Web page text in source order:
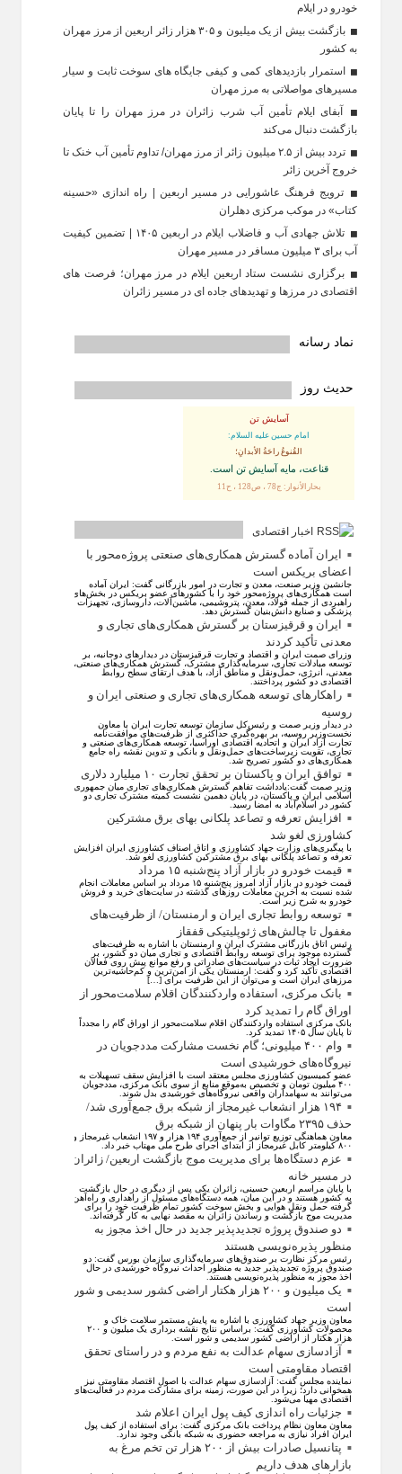
خودرو در ایلام
بازگشت بیش از یک میلیون و ۳۰۵ هزار زائر اربعین از مرز مهران
به کشور
استمرار بازدیدهای کمی و کیفی جایگاه‌ های سوخت ثابت و سیار
مسیرهای مواصلاتی به مرز مهران
آبفای ایلام تأمین آب شرب زائران در مرز مهران را تا پایان
بازگشت دنبال می‌کند
تردد بیش از ۲.۵ میلیون زائر از مرز مهران/ تداوم تأمین آب خنک تا
خروج آخرین زائر
ترویج فرهنگ عاشورایی در مسیر اربعین | راه‌ اندازی «حسینه
کتاب» در موکب مرکزی دهلران
تلاش جهادی آب و فاضلاب ایلام در اربعین ۱۴۰۵ | تضمین کیفیت
آب برای ۳ میلیون مسافر در مسیر مهران
برگزاری نشست ستاد اربعین ایلام در مرز مهران؛ فرصت‌ های
اقتصادی در مرزها و تهدیدهای جاده‌ ای در مسیر زائران
نماد رسانه
حدیث روز
آسایش تن
امام حسین علیه السلام:
القُنوعُ راحَةُ الأبدانِ؛
قناعت، مايه آسايش تن است.
بحارالأنوار: ج78 ، ص128 ، ح11
اخبار اقتصادی
ایران آماده گسترش همکاری‌های صنعتی پروژه‌محور با
اعضای بریکس است
جانشین وزیر صنعت، معدن و تجارت در امور بازرگانی گفت: ایران آماده
است همکاری‌های پروژه‌محور خود را با کشور‌های عضو بریکس در بخش‌های
راهبردی از جمله فولاد، معدن، پتروشیمی، ماشین‌آلات، داروسازی، تجهیزات
پزشکی و صنایع دانش‌بنیان گسترش دهد.
ایران و قرقیزستان بر گسترش همکاری‌های تجاری و
معدنی تأکید کردند
وزرای صمت ایران و اقتصاد و تجارت قرقیزستان در دیدار‌های دوجانبه، بر
توسعه مبادلات تجاری، سرمایه‌گذاری مشترک، گسترش همکاری‌های صنعتی،
معدنی، انرژی، حمل‌ونقل و مناطق آزاد، با هدف ارتقای سطح روابط
اقتصادی دو کشور پرداختند.
راهکارهای توسعه همکاری‌های تجاری و صنعتی ایران و
روسیه
در دیدار وزیر صمت و رئیس‌کل سازمان توسعه تجارت ایران با معاون
نخست‌وزیر روسیه، بر بهره‌گیری حداکثری از ظرفیت‌های موافقت‌نامه
تجارت آزاد ایران و اتحادیه اقتصادی اوراسیا، توسعه همکاری‌های صنعتی و
تجاری، تقویت زیرساخت‌های حمل‌ونقل و بانکی و تدوین نقشه راه جامع
همکاری‌های دو کشور تصریح شد.
توافق ایران و پاکستان بر تحقق تجارت ۱۰ میلیارد دلاری
وزیر صمت گفت:یادداشت تفاهم گسترش همکاری‌های تجاری میان جمهوری
اسلامی ایران و پاکستان، در پایان دهمین نشست کمیته مشترک تجاری دو
کشور در اسلام‌آباد به امضا رسید.
افزایش تعرفه و تصاعد پلکانی بهای برق مشترکین
کشاورزی لغو شد
با پیگیری‌های وزارت جهاد کشاورزی و اتاق اصناف کشاورزی ایران افزایش
تعرفه و تصاعد پلکانی بهای برق مشترکین کشاورزی لغو شد.
قیمت خودرو در بازار آزاد پنج‌شنبه ۱۵ مرداد
قیمت خودرو در بازار آزاد امروز پنج‌شنبه ۱۵ مرداد بر اساس معاملات انجام
شده نسبت به آخرین معاملات روز‌های گذشته در سایت‌های خرید و فروش
خودرو به شرح زیر است.
توسعه روابط تجاری ایران و ارمنستان/ از ظرفیت‌های
مغفول تا چالش‌های ژئوپلیتیکی قفقاز
رئیس اتاق بازرگانی مشترک ایران و ارمنستان با اشاره به ظرفیت‌های
گسترده موجود برای توسعه روابط اقتصادی و تجاری میان دو کشور، بر
ضرورت ایجاد ثبات در سیاست‌های صادراتی و رفع موانع پیش روی فعالان
اقتصادی تأکید کرد و گفت: ارمنستان یکی از امن‌ترین و کم‌حاشیه‌ترین
مرز‌های ایران است و می‌توان از این ظرفیت برای […]
بانک مرکزی، استفاده واردکنندگان اقلام سلامت‌محور از
اوراق گام را تمدید کرد
بانک مرکزی استفاده واردکنندگان اقلام سلامت‌محور از اوراق گام را مجدداً
تا پایان سال ۱۴۰۵ تمدید کرد.
وام ۴۰۰ میلیونی؛ گام نخست مشارکت مددجویان در
نیروگاه‌های خورشیدی است
عضو کمیسیون کشاورزی مجلس معتقد است با افزایش سقف تسهیلات به
۴۰۰ میلیون تومان و تخصیص به‌موقع منابع از سوی بانک مرکزی، مددجویان
می‌توانند به سهامداران واقعی نیروگاه‌های خورشیدی بدل شوند.
۱۹۴ هزار انشعاب غیرمجاز از شبکه برق جمع‌آوری شد/
حذف ۲۳۹۵ مگاوات بار پنهان از شبکه برق
معاون هماهنگی توزیع توانیر از جمع‌آوری ۱۹۴ هزار و ۱۹۷ انشعاب غیرمجاز و
۸۰۰ کیلومتر کابل غیرمجاز از ابتدای اجرای طرح ملی مهتاب خبر داد.
عزم دستگاه‌ها برای مدیریت موج بازگشت اربعین/ زائران
در مسیر خانه
با پایان مراسم اربعین حسینی، زائران یکی پس از دیگری در حال بازگشت
به کشور هستند و در این میان، همه دستگاه‌های مسئول از راهداری و راه‌آهن
گرفته حمل ونقل هوایی و بخش سوخت کشور تمام ظرفیت خود را برای
مدیریت موج بازگشت و رساندن زائران به مقصد نهایی به کار گرفته‌اند.
دو صندوق پروژه تجدیدپذیر جدید در حال اخذ مجوز به
منظور پذیره‌نویسی هستند
رئیس مرکز نظارت بر صندوق‌های سرمایه‌گذاری سازمان بورس گفت: دو
صندوق پروژه تجدیدپذیر جدید به منظور احداث نیروگاه خورشیدی در حال
اخذ مجوز به منظور پذیره‌نویسی هستند.
یک میلیون و ۲۰۰ هزار هکتار اراضی کشور سدیمی و شور
است
معاون وزیر جهاد کشاورزی با اشاره به پایش مستمر سلامت خاک و
محصولات کشاورزی گفت: براساس نتایج نقشه برداری یک میلیون و ۲۰۰
هزار هکتار از اراضی کشور سدیمی و شور است.
آزادسازی سهام عدالت به نفع مردم و در راستای تحقق
اقتصاد مقاومتی است
نماینده مجلس گفت: آزادسازی سهام عدالت با اصول اقتصاد مقاومتی نیز
همخوانی دارد؛ زیرا در این صورت، زمینه برای مشارکت مردم در فعالیت‌های
اقتصادی مهیا می‌شود.
جزئیات راه اندازی کیف پول ایران اعلام شد
معاون معاون نظام پرداخت بانک مرکزی گفت: برای استفاده از کیف پول
ایران افراد نیازی به مراجعه حضوری به شبکه بانکی وجود ندارد.
پتانسیل صادرات بیش از ۲۰۰ هزار تن تخم مرغ به
بازار‌های هدف داریم